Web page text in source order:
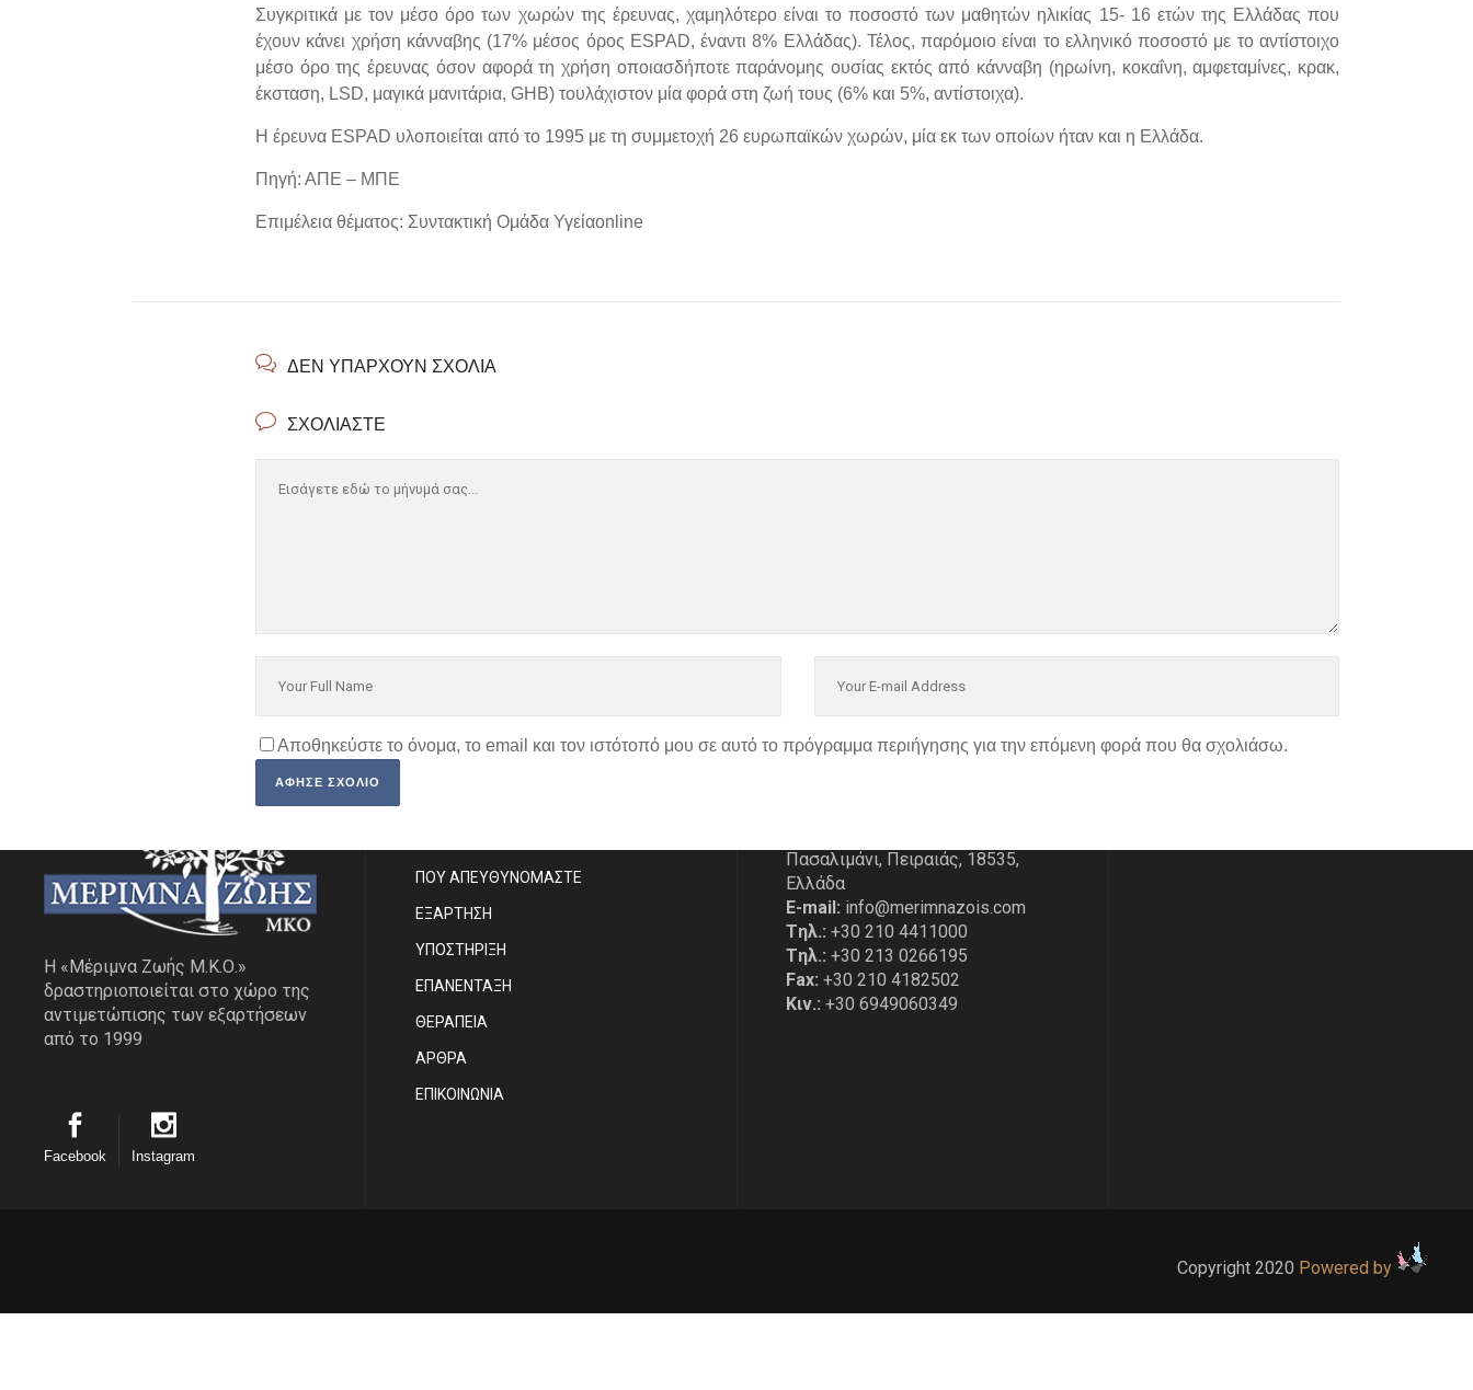
Συγκριτικά με τον μέσο όρο των χωρών της έρευνας, χαμηλότερο είναι το ποσοστό των μαθητών ηλικίας 15- 16 ετών της Ελλάδας που
έχουν κάνει χρήση κάνναβης (17% μέσος όρος ESPAD, έναντι 8% Ελλάδας). Τέλος, παρόμοιο είναι το ελληνικό ποσοστό με το αντίστοιχο
μέσο όρο της έρευνας όσον αφορά τη χρήση οποιασδήποτε παράνομης ουσίας εκτός από κάνναβη (ηρωίνη, κοκαΐνη, αμφεταμίνες, κρακ,
έκσταση, LSD, μαγικά μανιτάρια, GHB) τουλάχιστον μία φορά στη ζωή τους (6% και 5%, αντίστοιχα).
Η έρευνα ESPAD υλοποιείται από το 1995 με τη συμμετοχή 26 ευρωπαϊκών χωρών, μία εκ των οποίων ήταν και η Ελλάδα.
Πηγή: ΑΠΕ – ΜΠΕ
Επιμέλεια θέματος: Συντακτική Ομάδα Υγείαonline
ΔΕΝ ΥΠΆΡΧΟΥΝ ΣΧΌΛΙΑ
ΣΧΟΛΙΆΣΤΕ
Αποθηκεύστε το όνομα, το email και τον ιστότοπό μου σε αυτό το πρόγραμμα περιήγησης για την επόμενη φορά που θα σχολιάσω.
Η «Μέριμνα Ζωής Μ.Κ.Ο.»
δραστηριοποιείται στο χώρο της
αντιμετώπισης των εξαρτήσεων
από το 1999
Facebook Instagram
ΠΟΥ ΑΠΕΥΘΥΝΟΜΑΣΤΕ
ΕΞΑΡΤΗΣΗ
ΥΠΟΣΤΗΡΙΞΗ
ΕΠΑΝΕΝΤΑΞΗ
ΘΕΡΑΠΕΙΑ
ΑΡΘΡΑ
EΠΙΚΟΙΝΩΝΙΑ
Πασαλιμάνι, Πειραιάς, 18535,
Ελλάδα
E-mail: info@merimnazois.com
Tηλ.: +30 210 4411000
Tηλ.: +30 213 0266195
Fax: +30 210 4182502
Κιν.: +30 6949060349
Copyright 2020 Powered by